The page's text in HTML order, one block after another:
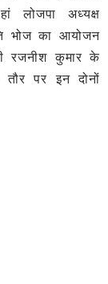
लोजपा अध्यक्ष
भोज का आयोजन
रजनीश कुमार के
पर इन दोनों